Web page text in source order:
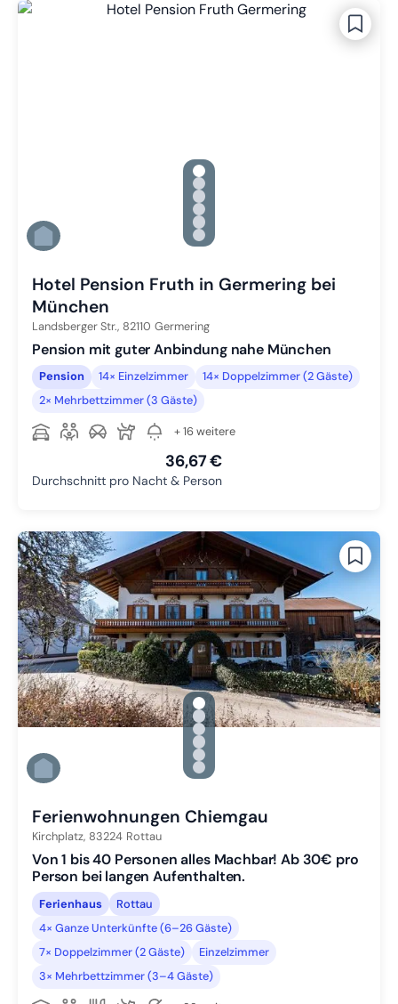
gallery.slide_selector
Zu Slide 1 wechseln
Zu Slide 2 wechseln
Zu Slide 3 wechseln
Zu Slide 4 wechseln
Zu Slide 5 wechseln
Zu Slide 6 wechseln
Hotel Pension Fruth in Germering bei
München
Landsberger Str., 82110 Germering
Pension mit guter Anbindung nahe München
Pension 14× Einzelzimmer
14× Doppelzimmer (2 Gäste)
2× Mehrbettzimmer (3 Gäste)
+ 16 weitere
36,67 €
Durchschnitt pro Nacht & Person
gallery.slide_selector
Zu Slide 1 wechseln
Zu Slide 2 wechseln
Zu Slide 3 wechseln
Zu Slide 4 wechseln
Zu Slide 5 wechseln
Zu Slide 6 wechseln
Ferienwohnungen Chiemgau
Kirchplatz, 83224 Rottau
Von 1 bis 40 Personen alles Machbar! Ab 30€ pro
Person bei langen Aufenthalten.
Ferienhaus
Rottau
4× Ganze Unterkünfte (6–26 Gäste)
7× Doppelzimmer (2 Gäste)
Einzelzimmer
3× Mehrbettzimmer (3–4 Gäste)